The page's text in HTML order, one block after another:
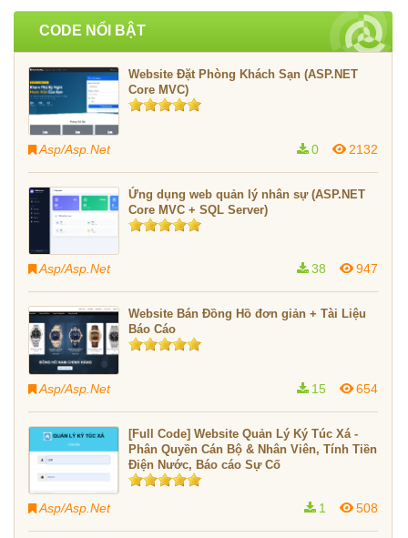
CODE NỔI BẬT
Website Đặt Phòng Khách Sạn (ASP.NET
Core MVC)
Asp/Asp.Net 2132
0
Ứng dụng web quản lý nhân sự (ASP.NET
Core MVC + SQL Server)
Asp/Asp.Net 947
38
Website Bán Đồng Hồ đơn giản + Tài Liệu
Báo Cáo
Asp/Asp.Net 654
15
[Full Code] Website Quản Lý Ký Túc Xá -
Phân Quyền Cán Bộ & Nhân Viên, Tính Tiền
Điện Nước, Báo cáo Sự Cố
Asp/Asp.Net 508
1